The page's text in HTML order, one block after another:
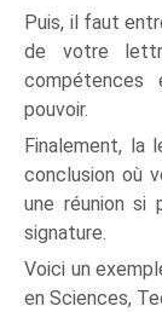
Puis, il faut
de votre
pouvoir.
Finalement, la
conclusion où
une réunion si
signature.
Voici un
en Sciences,